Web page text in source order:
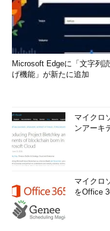
Microsoft Edgeに「文字列
げ機能」が新たに追加
マイクロ
ンアーキ
マイクロ
をOffice